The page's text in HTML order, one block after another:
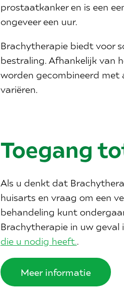
prostaatkanker en is een
ongeveer een uur.
Brachytherapie biedt voor
bestraling. Afhankelijk van
worden gecombineerd met
variëren.
Toegang
Als u denkt dat
huisarts en vraag om een
behandeling kunt
Brachytherapie in uw geval
die u nodig heeft..
Meer informatie